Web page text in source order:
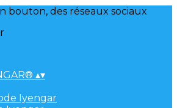
bouton, des réseaux sociaux
▴▾
Iyengar